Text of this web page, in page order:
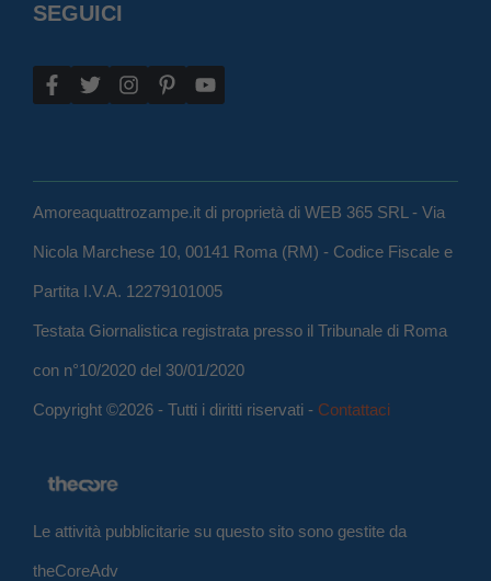
SEGUICI
Amoreaquattrozampe.it di proprietà di WEB 365 SRL - Via
Nicola Marchese 10, 00141 Roma (RM) - Codice Fiscale e
Partita I.V.A. 12279101005
Testata Giornalistica registrata presso il Tribunale di Roma
con n°10/2020 del 30/01/2020
Copyright ©2026 - Tutti i diritti riservati - Contattaci
Le attività pubblicitarie su questo sito sono gestite da
theCoreAdv